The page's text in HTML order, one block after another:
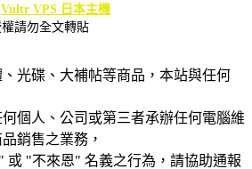
Vultr VPS 日本主機
請勿全文轉貼
光碟、大補帖等商品，本站與任何
個人、公司或第三者承辦任何電腦維
銷售之業務，
或 "不來恩" 名義之行為，請協助通報